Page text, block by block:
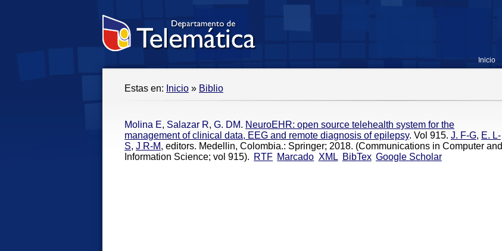
Inicio
Estas en: Inicio » Biblio
Molina E, Salazar R, G. DM. NeuroEHR: open source telehealth system for the
management of clinical data, EEG and remote diagnosis of epilepsy. Vol 915. J. F-G, E. L-
S, J R-M, editors. Medellin, Colombia.: Springer; 2018. (Communications in Computer and
Information Science; vol 915). RTF Marcado XML BibTex Google Scholar